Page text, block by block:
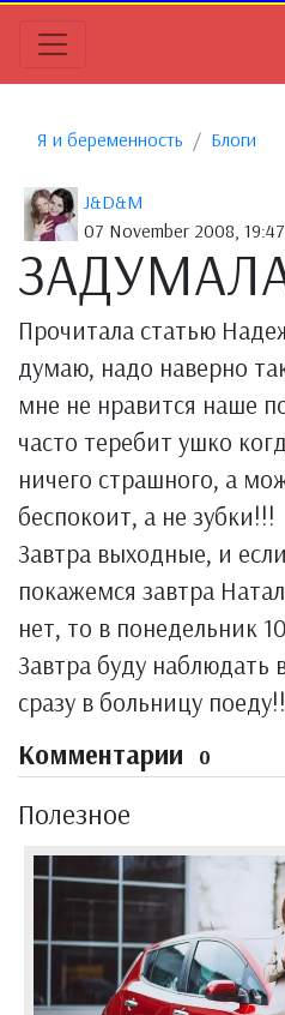
Я и беременность Блоги
J&D&M
07 November 2008,
Прочитала статью
думаю, надо наверно
мне не нравится наше
часто теребит ушко
ничего страшного, а
беспокоит, а не зубки!!!
Завтра выходные, и
покажемся завтра
нет, то в понедельник
Завтра буду наблюдать
сразу в больницу
Комментарии 0
Полезное